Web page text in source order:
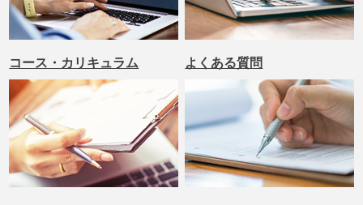
コース・カリキュラム よくある質問